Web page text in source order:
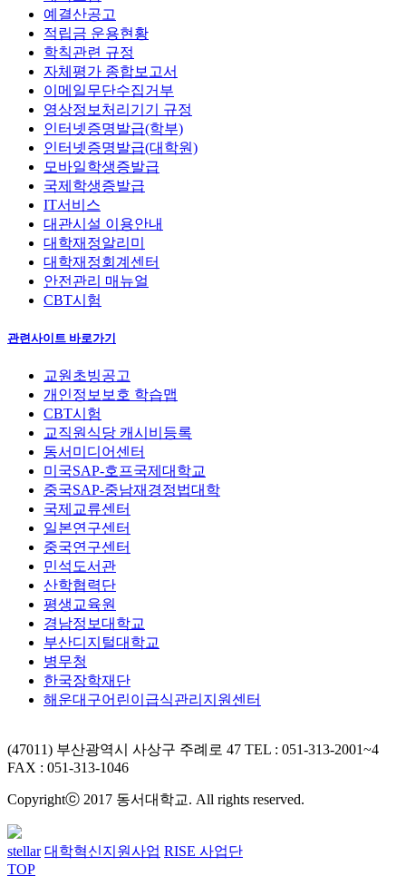
예결산공고
적립금 운용현황
학칙관련 규정
자체평가 종합보고서
이메일무단수집거부
영상정보처리기기 규정
인터넷증명발급(학부)
인터넷증명발급(대학원)
모바일학생증발급
국제학생증발급
IT서비스
대관시설 이용안내
대학재정알리미
대학재정회계센터
안전관리 매뉴얼
CBT시험
관련사이트 바로가기
교원초빙공고
개인정보보호 학습맵
CBT시험
교직원식당 캐시비등록
동서미디어센터
미국SAP-호프국제대학교
중국SAP-중남재경정법대학
국제교류센터
일본연구센터
중국연구센터
민석도서관
산학협력단
평생교육원
경남정보대학교
부산디지털대학교
병무청
한국장학재단
해운대구어린이급식관리지원센터
(47011) 부산광역시 사상구 주례로 47 TEL : 051-313-2001~4
FAX : 051-313-1046
Copyrightⓒ 2017 동서대학교. All rights reserved.
stellar 대학혁신지원사업 RISE 사업단
TOP